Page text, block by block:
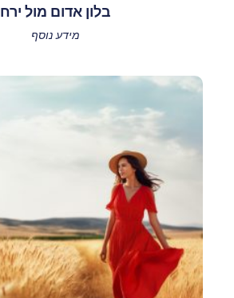
בלון אדום מול ירח
מידע נוסף